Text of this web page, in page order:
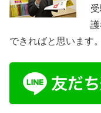
できればと思います。